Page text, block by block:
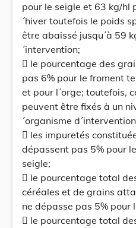
pour le seigle et 63 kg/hl
´hiver toutefois le poids
être abaissé jusqu´à 59
´intervention;
 le pourcentage des
pas 6% pour le froment
et pour l´orge; toutefois,
peuvent être fixés à un
´organisme
 les impuretés
dépassent pas 5% pour
seigle;
 le pourcentage total
céréales et de grains
ne dépasse pas 5% pour
 le pourcentage total